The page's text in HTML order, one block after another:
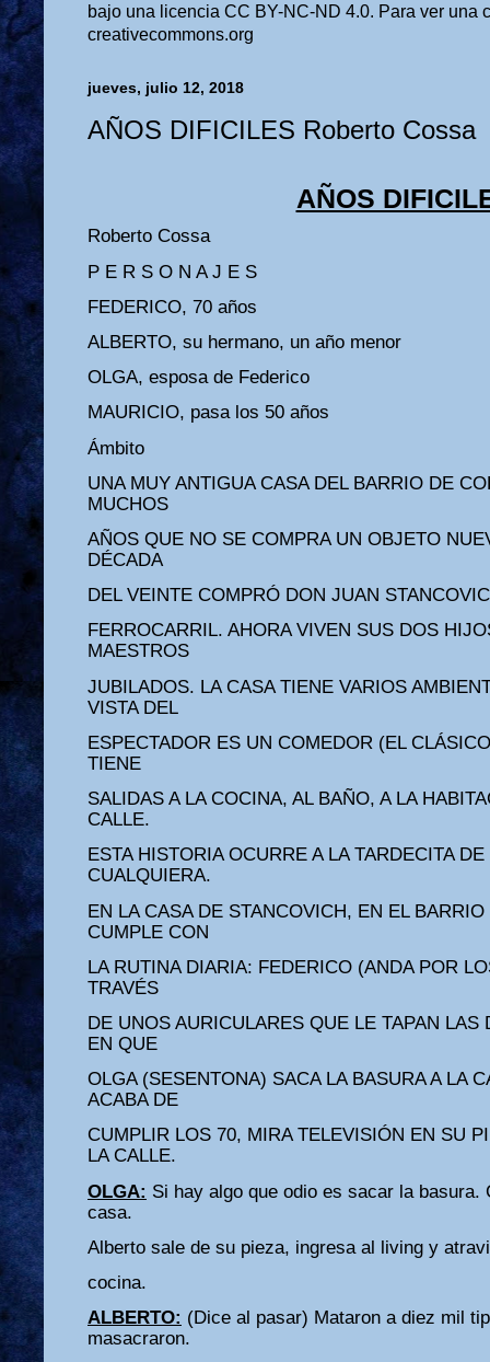
bajo una licencia CC BY-NC-ND 4.0. Para ver una
creativecommons.org
jueves, julio 12, 2018
AÑOS DIFICILES Roberto Cossa
AÑOS
Roberto Cossa
P E R S O N A J E S
FEDERICO, 70 años
ALBERTO, su hermano, un año menor
OLGA, esposa de Federico
MAURICIO, pasa los 50 años
Ámbito
UNA MUY ANTIGUA CASA DEL BARRIO DE
MUCHOS
AÑOS QUE NO SE COMPRA UN OBJETO
DÉCADA
DEL VEINTE COMPRÓ DON JUAN
FERROCARRIL. AHORA VIVEN SUS DOS
MAESTROS
JUBILADOS. LA CASA TIENE VARIOS
VISTA DEL
ESPECTADOR ES UN COMEDOR (EL
TIENE
SALIDAS A LA COCINA, AL BAÑO, A LA
CALLE.
ESTA HISTORIA OCURRE A LA TARDECITA
CUALQUIERA.
EN LA CASA DE STANCOVICH, EN EL
CUMPLE CON
LA RUTINA DIARIA: FEDERICO (ANDA POR
TRAVÉS
DE UNOS AURICULARES QUE LE TAPAN LAS
EN QUE
OLGA (SESENTONA) SACA LA BASURA A LA
ACABA DE
CUMPLIR LOS 70, MIRA TELEVISIÓN EN SU
LA CALLE.
OLGA: Si hay algo que odio es sacar la basura.
casa.
Alberto sale de su pieza, ingresa al living y
cocina.
ALBERTO: (Dice al pasar) Mataron a diez mil
masacraron.